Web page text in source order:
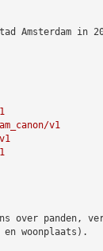
Amsterdam in
v1
over
en woonplaats).